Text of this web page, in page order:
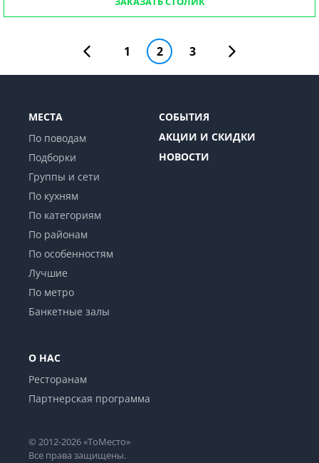
1 2 3
МЕСТА
По поводам
Подборки
Группы и сети
По кухням
По категориям
По районам
По особенностям
Лучшие
По метро
Банкетные залы
СОБЫТИЯ
АКЦИИ И СКИДКИ
НОВОСТИ
О НАС
Ресторанам
Партнерская программа
© 2012-2026 «ТоМесто»
Все права защищены.